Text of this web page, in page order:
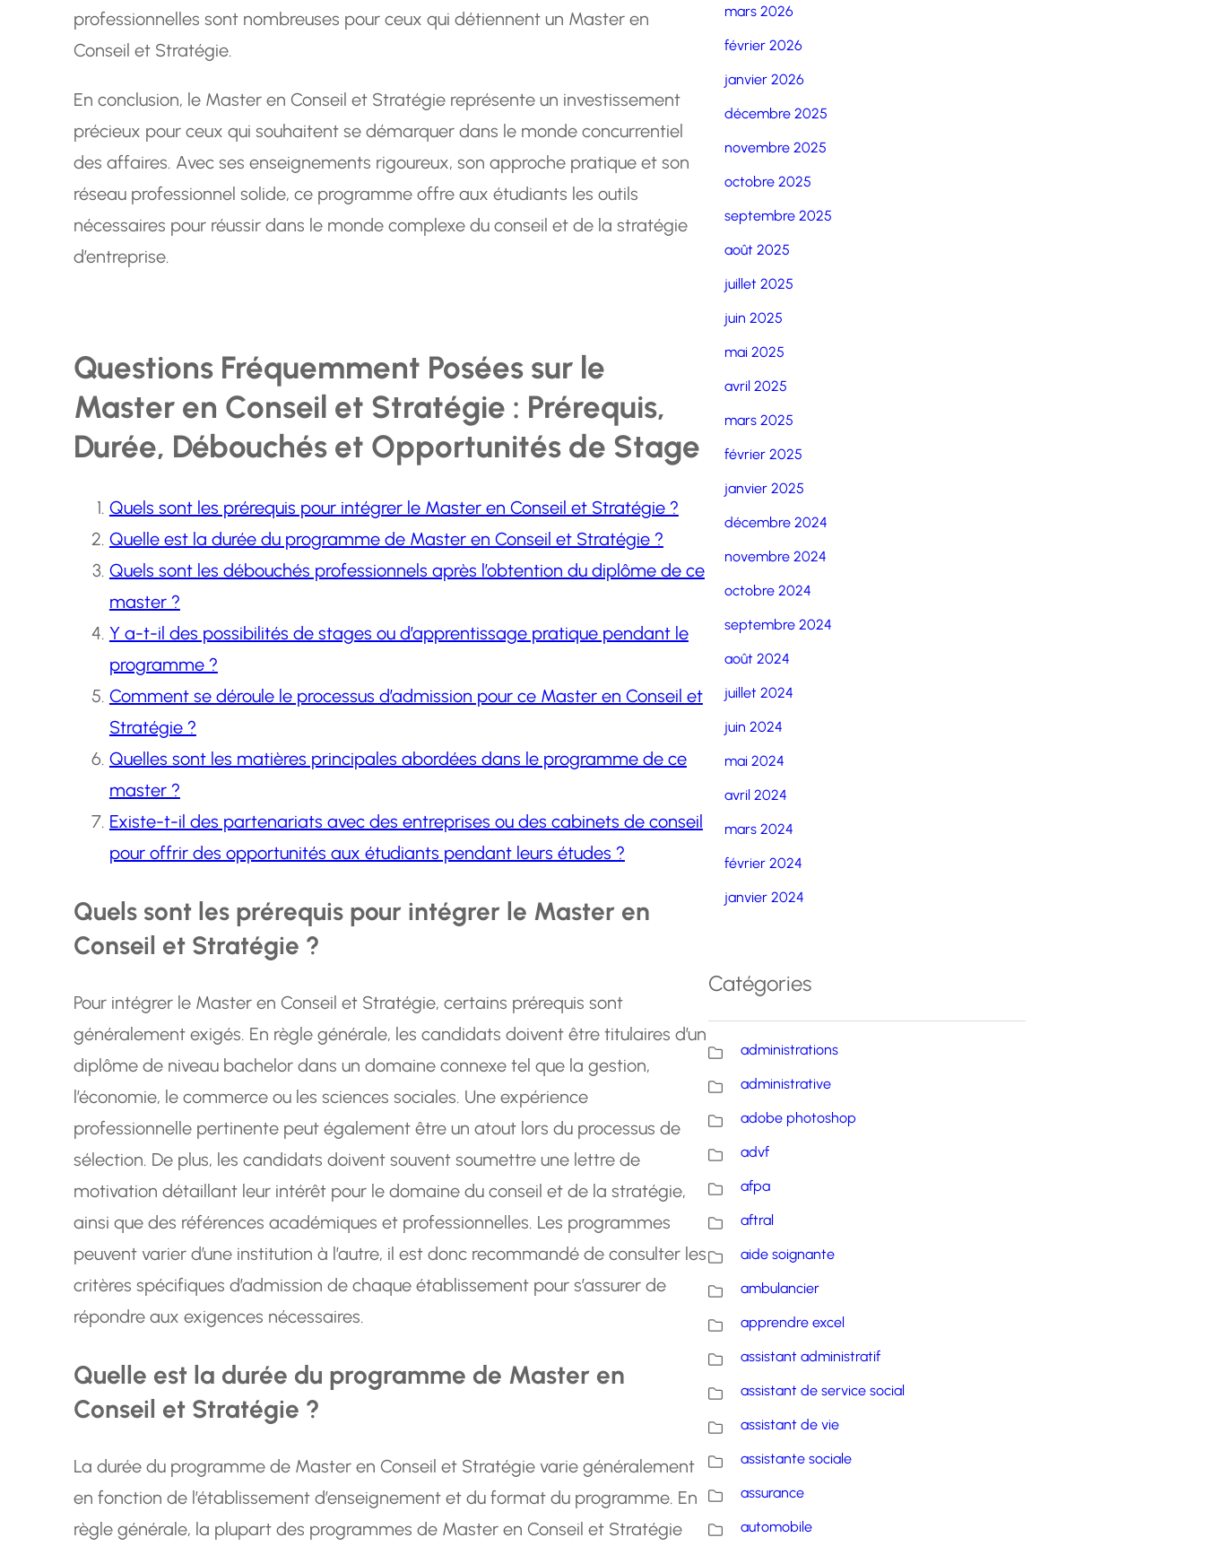
professionnelles sont nombreuses pour ceux qui détiennent un Master en
Conseil et Stratégie.
En conclusion, le Master en Conseil et Stratégie représente un investissement
précieux pour ceux qui souhaitent se démarquer dans le monde concurrentiel
des affaires. Avec ses enseignements rigoureux, son approche pratique et son
réseau professionnel solide, ce programme offre aux étudiants les outils
nécessaires pour réussir dans le monde complexe du conseil et de la stratégie
d’entreprise.
Questions Fréquemment Posées sur le
Master en Conseil et Stratégie : Prérequis,
Durée, Débouchés et Opportunités de Stage
Quels sont les prérequis pour intégrer le Master en Conseil et Stratégie ?
Quelle est la durée du programme de Master en Conseil et Stratégie ?
Quels sont les débouchés professionnels après l’obtention du diplôme de ce
master ?
Y a-t-il des possibilités de stages ou d’apprentissage pratique pendant le
programme ?
Comment se déroule le processus d’admission pour ce Master en Conseil et
Stratégie ?
Quelles sont les matières principales abordées dans le programme de ce
master ?
Existe-t-il des partenariats avec des entreprises ou des cabinets de conseil
pour offrir des opportunités aux étudiants pendant leurs études ?
Quels sont les prérequis pour intégrer le Master en
Conseil et Stratégie ?
Pour intégrer le Master en Conseil et Stratégie, certains prérequis sont
généralement exigés. En règle générale, les candidats doivent être titulaires d’un
diplôme de niveau bachelor dans un domaine connexe tel que la gestion,
l’économie, le commerce ou les sciences sociales. Une expérience
professionnelle pertinente peut également être un atout lors du processus de
sélection. De plus, les candidats doivent souvent soumettre une lettre de
motivation détaillant leur intérêt pour le domaine du conseil et de la stratégie,
ainsi que des références académiques et professionnelles. Les programmes
peuvent varier d’une institution à l’autre, il est donc recommandé de consulter les
critères spécifiques d’admission de chaque établissement pour s’assurer de
répondre aux exigences nécessaires.
Quelle est la durée du programme de Master en
Conseil et Stratégie ?
La durée du programme de Master en Conseil et Stratégie varie généralement
en fonction de l’établissement d’enseignement et du format du programme. En
règle générale, la plupart des programmes de Master en Conseil et Stratégie
mars 2026
février 2026
janvier 2026
décembre 2025
novembre 2025
octobre 2025
septembre 2025
août 2025
juillet 2025
juin 2025
mai 2025
avril 2025
mars 2025
février 2025
janvier 2025
décembre 2024
novembre 2024
octobre 2024
septembre 2024
août 2024
juillet 2024
juin 2024
mai 2024
avril 2024
mars 2024
février 2024
janvier 2024
Catégories
administrations
administrative
adobe photoshop
advf
afpa
aftral
aide soignante
ambulancier
apprendre excel
assistant administratif
assistant de service social
assistant de vie
assistante sociale
assurance
automobile